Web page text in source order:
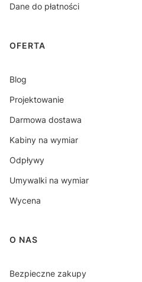
Dane do płatności
OFERTA
Blog
Projektowanie
Darmowa dostawa
Kabiny na wymiar
Odpływy
Umywalki na wymiar
Wycena
O NAS
Bezpieczne zakupy